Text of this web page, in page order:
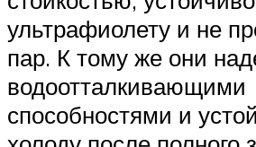
ультрафиолету и не
пар. К тому же они
водоотталкивающими
способностями и